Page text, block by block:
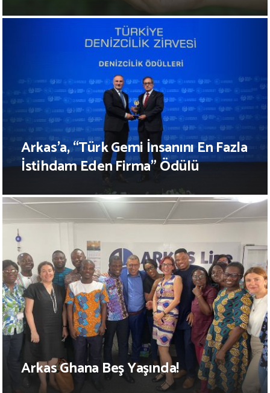
Arkas’a, “Türk Gemi İnsanını En Fazla
İstihdam Eden Firma” Ödülü
Arkas Ghana Beş Yaşında!